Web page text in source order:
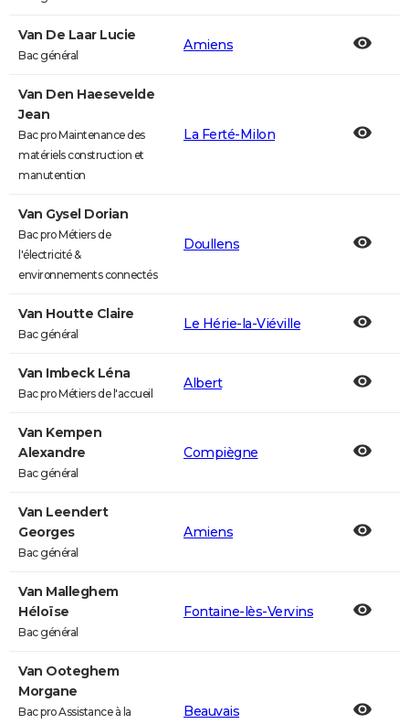
Van De Laar Lucie
Bac général
Amiens
Van Den Haesevelde
Jean
Bac pro Maintenance des
matériels construction et
manutention
La Ferté-Milon
Van Gysel Dorian
Bac pro Métiers de
l'électricité &
environnements connectés
Doullens
Van Houtte Claire
Bac général
Le Hérie-la-Viéville
Van Imbeck Léna
Bac pro Métiers de l'accueil
Albert
Van Kempen
Alexandre
Bac général
Compiègne
Van Leendert
Georges
Bac général
Amiens
Van Malleghem
Héloïse
Bac général
Fontaine-lès-Vervins
Van Ooteghem
Morgane
Bac pro Assistance à la
Beauvais